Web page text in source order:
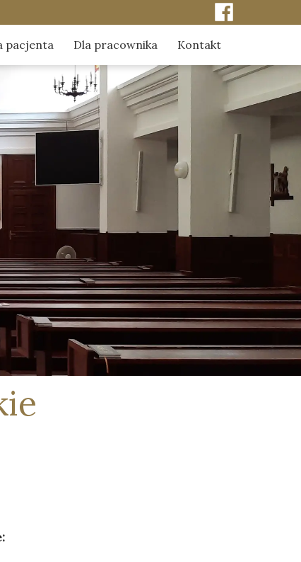
pamięci
pacjenta
do kapelanów szpitala
szpitalne kapelanów
namaszczenia chorych
pokuty
Eucharystii
z wody
kobiet w trudnej ciąży
- pochówek dziecka utraconego
Pacjent - Szkoła Przyszpitalna
Dla pracownika
Odpowiedzialność za pacjenta
Duszpasterstwo środowiska pracy
Dylematy etyczno-moralne
Kontakt